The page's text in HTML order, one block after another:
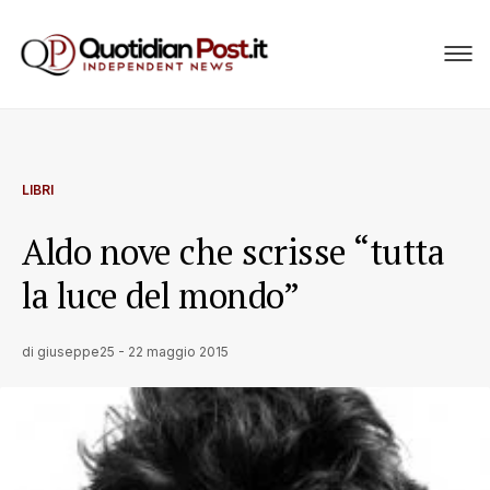
LIBRI
Aldo nove che scrisse “tutta
la luce del mondo”
di giuseppe25 - 22 maggio 2015